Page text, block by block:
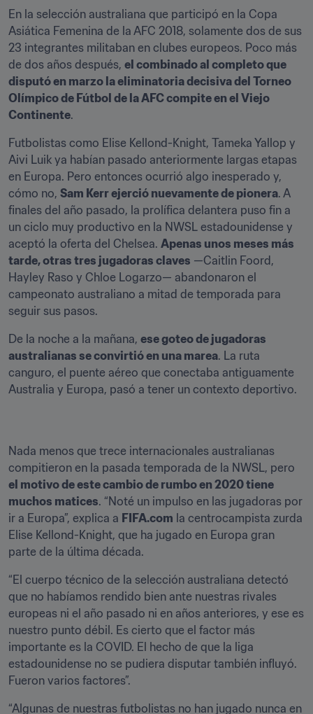
En la selección australiana que participó en la Copa
Asiática Femenina de la AFC 2018, solamente dos de sus
23 integrantes militaban en clubes europeos. Poco más
de dos años después, el combinado al completo que
disputó en marzo la eliminatoria decisiva del Torneo
Olímpico de Fútbol de la AFC compite en el Viejo
Continente.
Futbolistas como Elise Kellond-Knight, Tameka Yallop y
Aivi Luik ya habían pasado anteriormente largas etapas
en Europa. Pero entonces ocurrió algo inesperado y,
cómo no, Sam Kerr ejerció nuevamente de pionera. A
finales del año pasado, la prolífica delantera puso fin a
un ciclo muy productivo en la NWSL estadounidense y
aceptó la oferta del Chelsea. Apenas unos meses más
tarde, otras tres jugadoras claves —Caitlin Foord,
Hayley Raso y Chloe Logarzo— abandonaron el
campeonato australiano a mitad de temporada para
seguir sus pasos.
De la noche a la mañana, ese goteo de jugadoras
australianas se convirtió en una marea. La ruta
canguro, el puente aéreo que conectaba antiguamente
Australia y Europa, pasó a tener un contexto deportivo.
Nada menos que trece internacionales australianas
el motivo de este cambio de rumbo en 2020 tiene
muchos matices. “Noté un impulso en las jugadoras por
ir a Europa”, explica a FIFA.com la centrocampista zurda
Elise Kellond-Knight, que ha jugado en Europa gran
parte de la última década.
“El cuerpo técnico de la selección australiana detectó
que no habíamos rendido bien ante nuestras rivales
europeas ni el año pasado ni en años anteriores, y ese es
nuestro punto débil. Es cierto que el factor más
importante es la COVID. El hecho de que la liga
estadounidense no se pudiera disputar también influyó.
Fueron varios factores”.
“Algunas de nuestras futbolistas no han jugado nunca en